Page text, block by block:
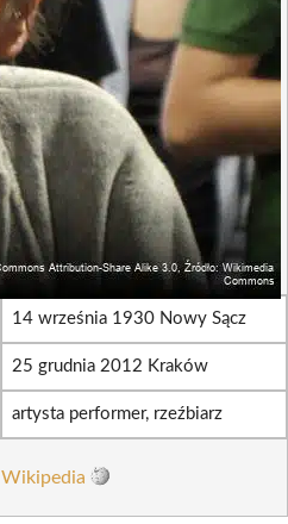
14 września 1930 Nowy Sącz
25 grudnia 2012 Kraków
artysta performer, rzeźbiarz
Wikipedia